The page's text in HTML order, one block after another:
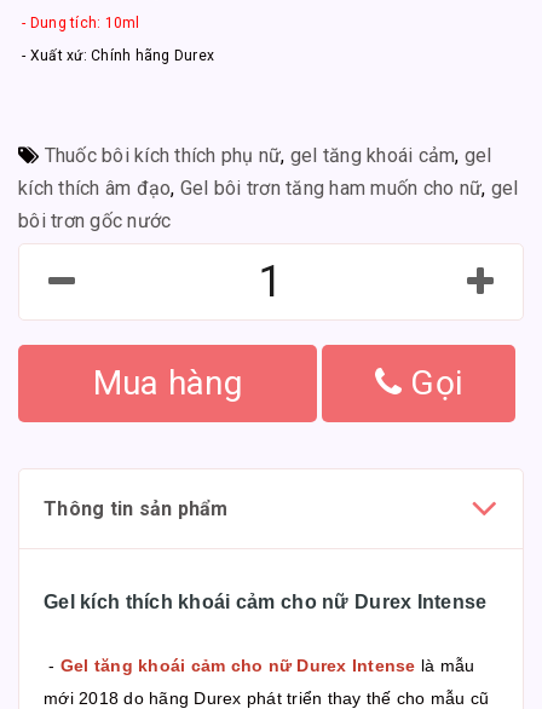
- Dung tích: 10ml
- Xuất xứ: Chính hãng Durex
Thuốc bôi kích thích phụ nữ, gel tăng khoái cảm, gel
kích thích âm đạo, Gel bôi trơn tăng ham muốn cho nữ, gel
bôi trơn gốc nước
Mua hàng Gọi
Thông tin sản phẩm
Gel kích thích khoái cảm cho nữ Durex Intense
- Gel tăng khoái cảm cho nữ Durex Intense là mẫu
mới 2018 do hãng Durex phát triển thay thế cho mẫu cũ